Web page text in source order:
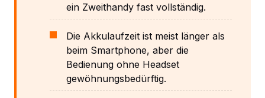
ein Zweithandy fast vollständig.
Die Akkulaufzeit ist meist länger als
beim Smartphone, aber die
Bedienung ohne Headset
gewöhnungsbedürftig.